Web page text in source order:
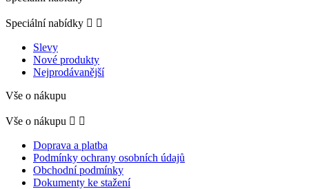
Speciální nabídky  
Slevy
Nové produkty
Nejprodávanější
Vše o nákupu
Vše o nákupu  
Doprava a platba
Podmínky ochrany osobních údajů
Obchodní podmínky
Dokumenty ke stažení